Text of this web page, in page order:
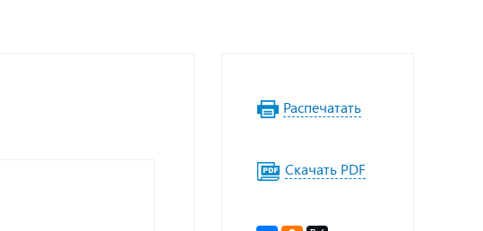
Распечатать
Скачать PDF